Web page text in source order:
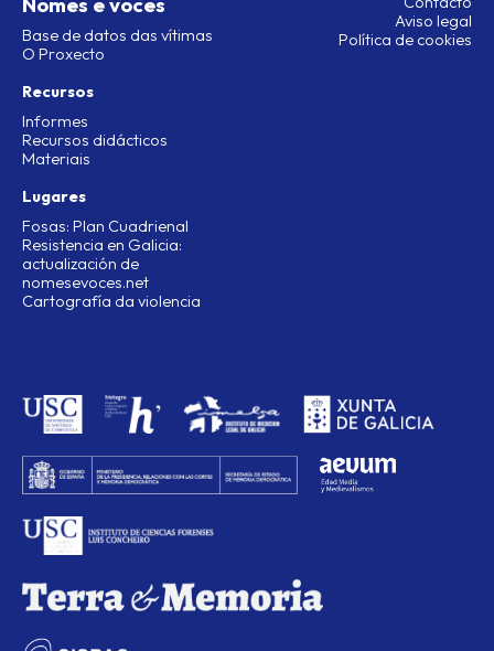
Base de datos das vítimas
O Proxecto
Recursos
Informes
Recursos didácticos
Materiais
Lugares
Fosas: Plan Cuadrienal
Resistencia en Galicia:
actualización de
nomesevoces.net
Cartografía da violencia
Aviso legal
Política de cookies